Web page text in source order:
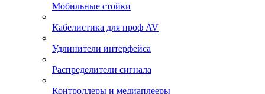
Мобильные стойки
Кабелистика для проф AV
Удлинители интерфейса
Распределители сигнала
Контроллеры и медиаплееры